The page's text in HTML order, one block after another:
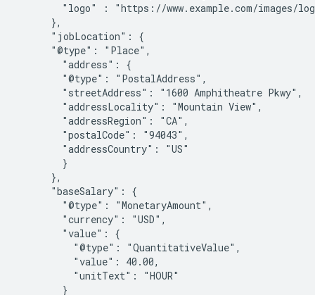
"logo" : "https://www.example.com/images/
      },
      "jobLocation": {
      "@type": "Place",
        "address": {
        "@type": "PostalAddress",
        "streetAddress": "1600 Amphitheatre Pkwy",
        "addressLocality": "Mountain View",
        "addressRegion": "CA",
        "postalCode": "94043",
        "addressCountry": "US"
        }
      },
      "baseSalary": {
        "@type": "MonetaryAmount",
        "currency": "USD",
        "value": {
          "@type": "QuantitativeValue",
          "value": 40.00,
          "unitText": "HOUR"
        }